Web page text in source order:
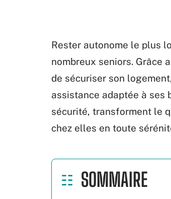
Rester autonome le plus
nombreux seniors. Grâce
de sécuriser son
assistance adaptée à ses
sécurité, transforment le
chez elles en toute
SOMMAIRE